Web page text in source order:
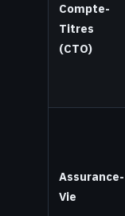
Compte-
Titres
(CTO)
Assurance-
Vie